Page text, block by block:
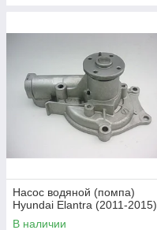
Насос водяной (помпа)
Hyundai Elantra (2011-2015)
В наличии